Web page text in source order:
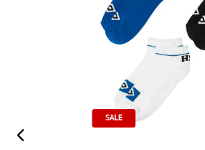
SALE